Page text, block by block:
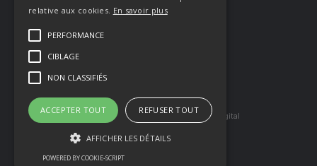
Blog
Mentions légales
CGV
Presse & Distinctions
Site réaliser par Arkilium et Kozé Digital
relative aux cookies. En savoir plus
PERFORMANCE
CIBLAGE
NON CLASSIFIÉS
ACCEPTER TOUT REFUSER TOUT
AFFICHER LES DÉTAILS
POWERED BY COOKIE-SCRIPT